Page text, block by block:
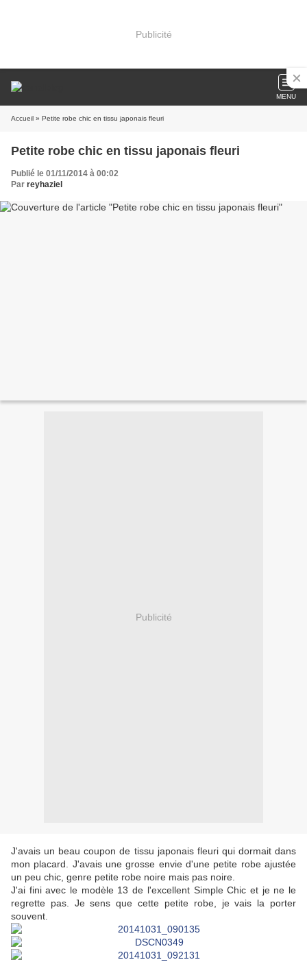
Publicité
MENU
Accueil » Petite robe chic en tissu japonais fleuri
Petite robe chic en tissu japonais fleuri
Publié le 01/11/2014 à 00:02
Par reyhaziel
Publicité
J'avais un beau coupon de tissu japonais fleuri qui dormait dans
mon placard. J'avais une grosse envie d'une petite robe ajustée
un peu chic, genre petite robe noire mais pas noire.
J'ai fini avec le modèle 13 de l'excellent Simple Chic et je ne le
regrette pas. Je sens que cette petite robe, je vais la porter
souvent.